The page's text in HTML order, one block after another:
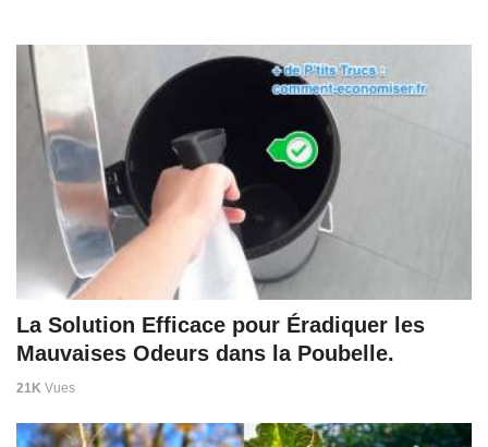
La Solution Efficace pour Éradiquer les
Mauvaises Odeurs dans la Poubelle.
21K Vues